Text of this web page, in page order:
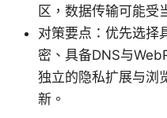
区，数据传输可能受
对策要点：优先选择
密、具备DNS与
独立的隐私扩展与浏
新。